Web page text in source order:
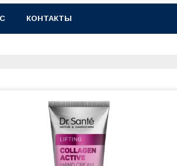
КОНТАКТЫ